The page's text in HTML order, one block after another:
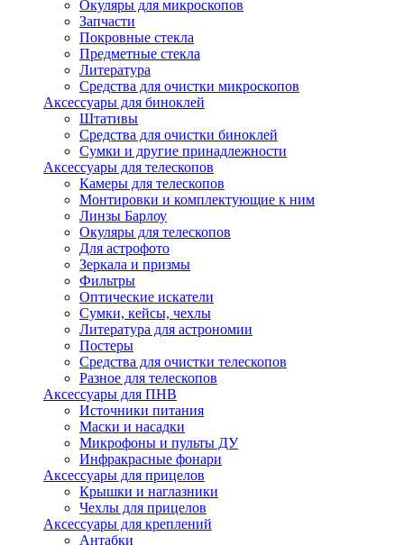
Окуляры для микроскопов
Запчасти
Покровные стекла
Предметные стекла
Литература
Средства для очистки микроскопов
Аксессуары для биноклей
Штативы
Средства для очистки биноклей
Сумки и другие принадлежности
Аксессуары для телескопов
Камеры для телескопов
Монтировки и комплектующие к ним
Линзы Барлоу
Окуляры для телескопов
Для астрофото
Зеркала и призмы
Фильтры
Оптические искатели
Сумки, кейсы, чехлы
Литература для астрономии
Постеры
Средства для очистки телескопов
Разное для телескопов
Аксессуары для ПНВ
Источники питания
Маски и насадки
Микрофоны и пульты ДУ
Инфракрасные фонари
Аксессуары для прицелов
Крышки и наглазники
Чехлы для прицелов
Аксессуары для креплений
Антабки